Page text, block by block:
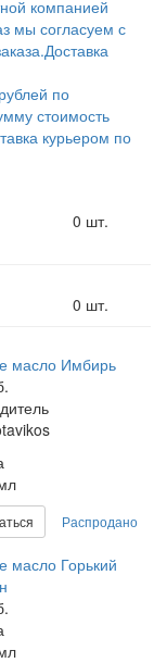
компанией
мы согласуем с
Доставка
по
стоимость
курьером по
0 шт.
0 шт.
масло Имбирь
Распродано
масло Горький